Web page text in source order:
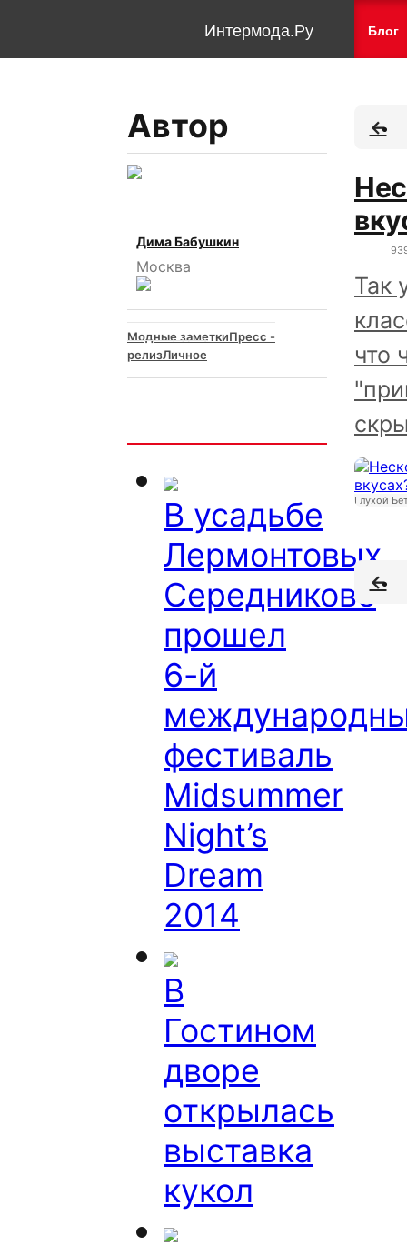
Интермода.Ру Блог
Автор
Дима Бабушкин
Москва
Модные заметкиПресс -
релизЛичное
В усадьбе
Лермонтовых
Середниково
прошел
6-й
фестиваль
Midsummer
Night’s
Dream
2014
В
Гостином
дворе
открылась
выставка
кукол
Так
что
Глухой